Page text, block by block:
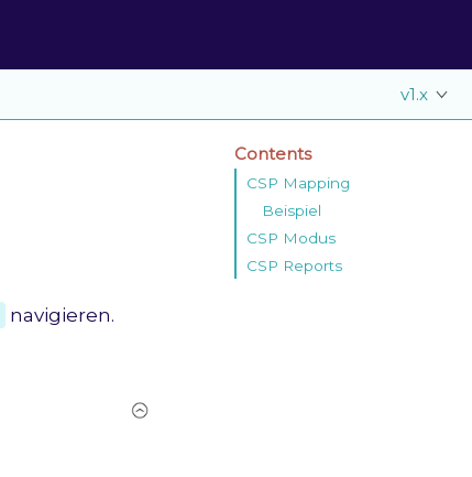
v1.x
Contents
CSP Mapping
Beispiel
CSP Modus
CSP Reports
navigieren.